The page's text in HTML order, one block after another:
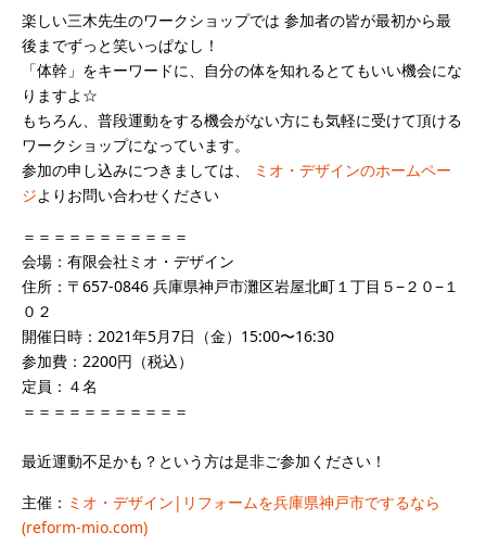
楽しい三木先生のワークショップでは 参加者の皆が最初から最
後までずっと笑いっぱなし！
「体幹」をキーワードに、自分の体を知れるとてもいい機会にな
りますよ☆
もちろん、普段運動をする機会がない方にも気軽に受けて頂ける
ワークショップになっています。
参加の申し込みにつきましては、
ミオ・デザインのホームペー
ジよりお問い合わせください
＝＝＝＝＝＝＝＝＝＝＝
会場：有限会社ミオ・デザイン
住所：〒657-0846 兵庫県神戸市灘区岩屋北町１丁目５−２０−１
０２
開催日時：2021年5月7日（金）15:00〜16:30
参加費：2200円（税込）
定員：４名
＝＝＝＝＝＝＝＝＝＝＝
最近運動不足かも？という方は是非ご参加ください！
主催： ミオ・デザイン|リフォームを兵庫県神戸市でするなら
(reform-mio.com)